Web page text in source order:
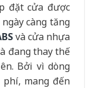
đặt cửa được
càng tăng
và cửa nhựa
đang thay thế
Bởi vì dòng
mang đến